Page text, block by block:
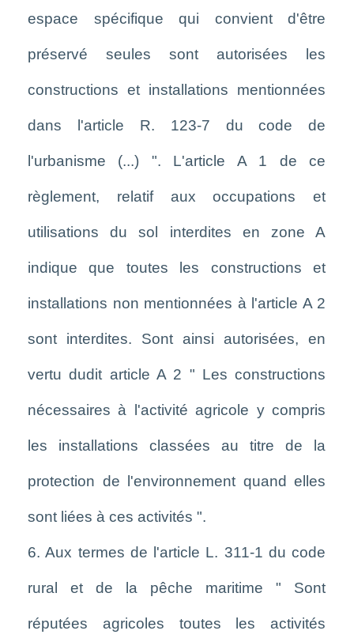
espace spécifique qui convient d'être
préservé seules sont autorisées les
constructions et installations mentionnées
dans l'article R. 123-7 du code de
l'urbanisme (...) ". L'article A 1 de ce
règlement, relatif aux occupations et
utilisations du sol interdites en zone A
indique que toutes les constructions et
installations non mentionnées à l'article A 2
sont interdites. Sont ainsi autorisées, en
vertu dudit article A 2 " Les constructions
nécessaires à l'activité agricole y compris
les installations classées au titre de la
protection de l'environnement quand elles
sont liées à ces activités ".
6. Aux termes de l'article L. 311-1 du code
rural et de la pêche maritime " Sont
réputées agricoles toutes les activités